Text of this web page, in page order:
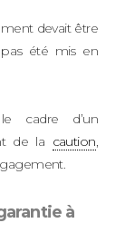
devait être
pas été mis en
cadre d’un
de la caution,
à